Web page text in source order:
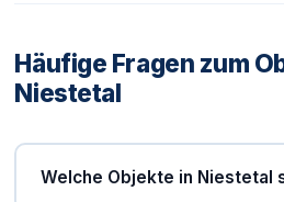
Häufige Fragen zum
Niestetal
Welche Objekte in Niestetal